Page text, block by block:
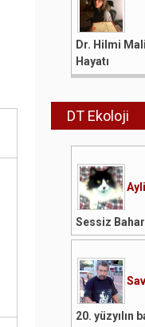
Dr. Hilmi
Hayatı
DT Ekoloji
Sessiz
20. yüzyılın